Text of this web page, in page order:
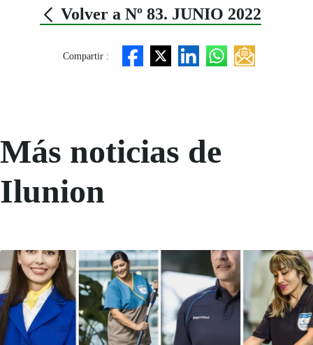
Volver a Nº 83. JUNIO 2022
Compartir :
Más noticias de
Ilunion